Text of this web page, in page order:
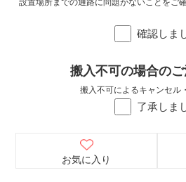
確認しま
搬入不可の場合の
了承しま
搬入不可によるキャンセル
お気に入り